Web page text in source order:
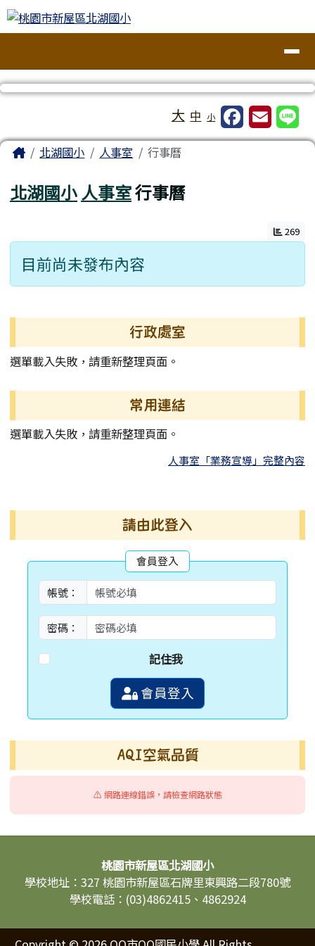
跳至主內容區
桃園市新屋區北湖國小
大 中 小
主內容區域
Home北湖國小 人事室 行事曆
北湖國小人事室行事曆
269
目前尚未發布內容
行政處室
選單載入失敗，請重新整理頁面。
常用連結
選單載入失敗，請重新整理頁面。
人事室「業務宣導」完整內容
請由此登入
會員登入
帳號：
密碼：
記住我
會員登入
AQI空氣品質
⚠️ 網路連線錯誤，請檢查網路狀態
頁尾區域
頁尾區域內容桃園市新屋區北湖國小
學校地址：327 桃園市新屋區石牌里東興路二段780號
學校電話：(03)4862415、4862924